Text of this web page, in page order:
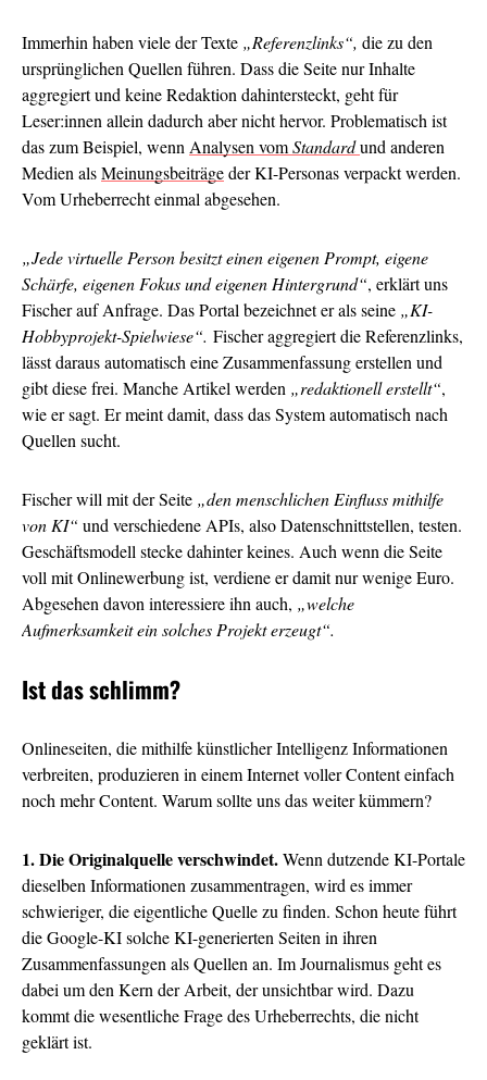
Immerhin haben viele der Texte „Referenzlinks“, die zu den
ursprünglichen Quellen führen. Dass die Seite nur Inhalte
aggregiert und keine Redaktion dahintersteckt, geht für
Leser:innen allein dadurch aber nicht hervor. Problematisch ist
das zum Beispiel, wenn Analysen vomStandardund anderen
Medien alsMeinungsbeiträgeder KI-Personas verpackt werden.
Vom Urheberrecht einmal abgesehen.
„Jede virtuelle Person besitzt einen eigenen Prompt, eigene
Schärfe, eigenen Fokus und eigenen Hintergrund“, erklärt uns
Fischer auf Anfrage. Das Portal bezeichnet er als seine „KI-
Hobbyprojekt-Spielwiese“. Fischer aggregiert die Referenzlinks,
lässt daraus automatisch eine Zusammenfassung erstellen und
gibt diese frei. Manche Artikel werden „redaktionell erstellt“,
wie er sagt. Er meint damit, dass das System automatisch nach
Quellen sucht.
Fischer will mit der Seite „den menschlichen Einfluss mithilfe
von KI“ und verschiedene APIs, also Datenschnittstellen, testen.
Geschäftsmodell stecke dahinter keines. Auch wenn die Seite
voll mit Onlinewerbung ist, verdiene er damit nur wenige Euro.
Abgesehen davon interessiere ihn auch, „welche
Aufmerksamkeit ein solches Projekt erzeugt“.
Ist das schlimm?
Onlineseiten, die mithilfe künstlicher Intelligenz Informationen
verbreiten, produzieren in einem Internet voller Content einfach
noch mehr Content. Warum sollte uns das weiter kümmern?
1. Die Originalquelle verschwindet.Wenn dutzende KI-Portale
dieselben Informationen zusammentragen, wird es immer
schwieriger, die eigentliche Quelle zu finden. Schon heute führt
die Google-KI solche KI-generierten Seiten in ihren
Zusammenfassungen als Quellen an. Im Journalismus geht es
dabei um den Kern der Arbeit, der unsichtbar wird. Dazu
kommt die wesentliche Frage des Urheberrechts, die nicht
geklärt ist.